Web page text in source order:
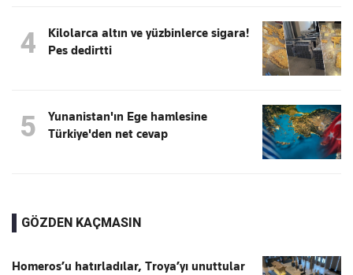
4
Kilolarca altın ve yüzbinlerce sigara!
Pes dedirtti
5
Yunanistan'ın Ege hamlesine
Türkiye'den net cevap
GÖZDEN KAÇMASIN
Homeros’u hatırladılar, Troya’yı unuttular